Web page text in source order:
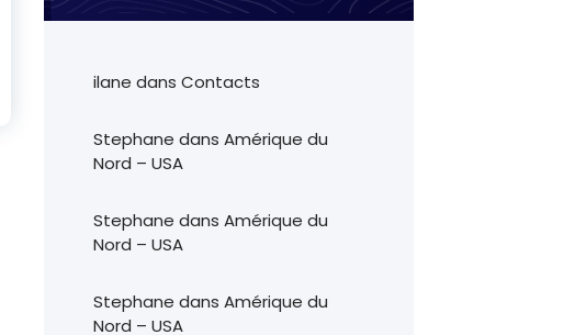
ilane dansContacts
Stephane dansAmérique du
Nord – USA
Stephane dansAmérique du
Nord – USA
Stephane dansAmérique du
Nord – USA